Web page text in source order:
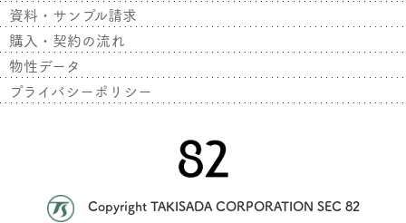
資料・サンプル請求
購入・契約の流れ
物性データ
プライバシーポリシー
Copyright TAKISADA CORPORATION SEC 82